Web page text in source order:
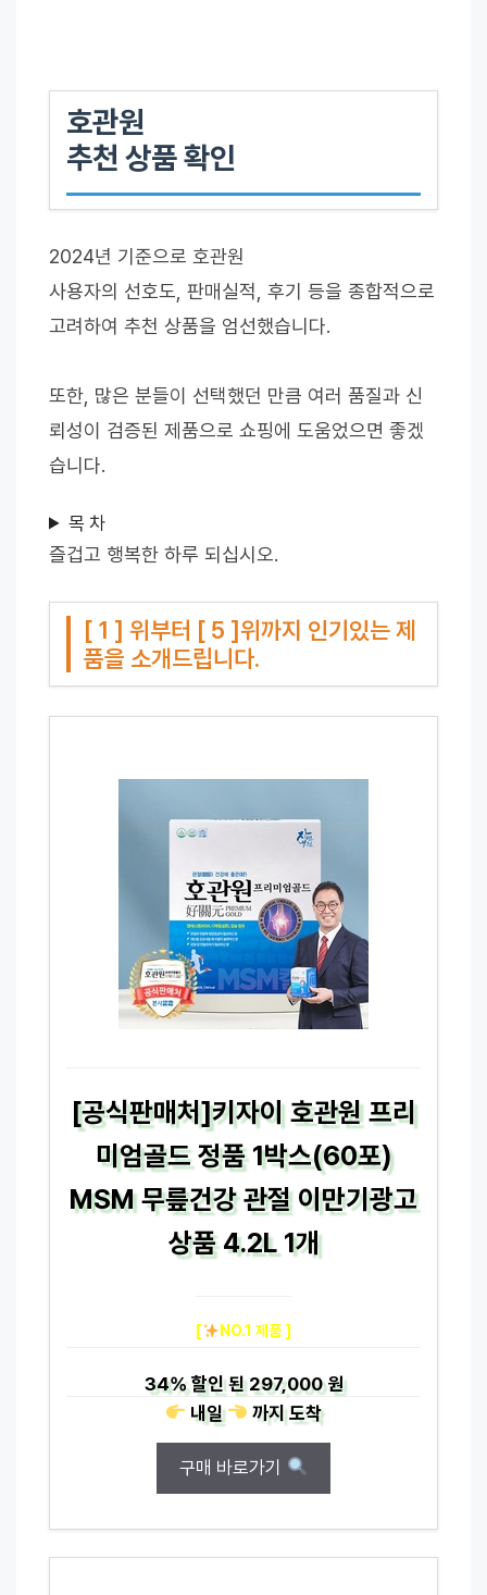
호관원
추천 상품 확인
2024년 기준으로 호관원
사용자의 선호도, 판매실적, 후기 등을 종합적으로
고려하여 추천 상품을 엄선했습니다.
또한, 많은 분들이 선택했던 만큼 여러 품질과 신
뢰성이 검증된 제품으로 쇼핑에 도움었으면 좋겠
습니다.
목 차
즐겁고 행복한 하루 되십시오.
[ 1 ] 위부터 [ 5 ]위까지 인기있는 제
품을 소개드립니다.
[공식판매처]키자이 호관원 프리
미엄골드 정품 1박스(60포)
MSM 무릎건강 관절 이만기광고
상품 4.2L 1개
[ NO.1 제품 ]
34%할인 된297,000 원
내일
까지도착
구매 바로가기